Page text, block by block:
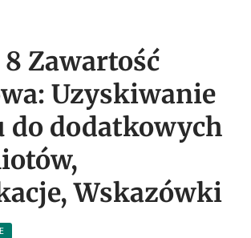
Zawartość
Uzyskiwanie
do dodatkowych
Wskazówki